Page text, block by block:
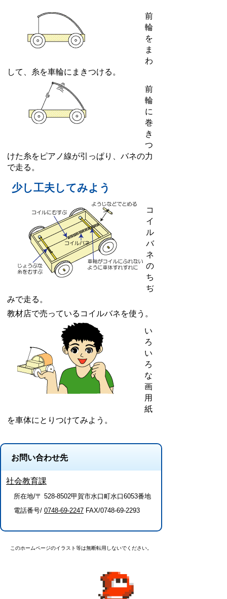
前
輪
を
ま
わ
して、糸を車輪にまきつける。
前
輪
に
巻
き
つ
けた糸をピアノ線が引っぱり、バネの力
で走る。
少し工夫してみよう
コ
イ
ル
バ
ネ
の
ち
ぢ
みで走る。
教材店で売っているコイルバネを使う。
い
ろ
い
ろ
な
画
用
紙
を車体にとりつけてみよう。
お問い合わせ先
社会教育課
所在地/〒 528-8502甲賀市水口町水口6053番地
電話番号/ 0748-69-2247 FAX/0748-69-2293
このホームページのイラスト等は無断転用しないでください。